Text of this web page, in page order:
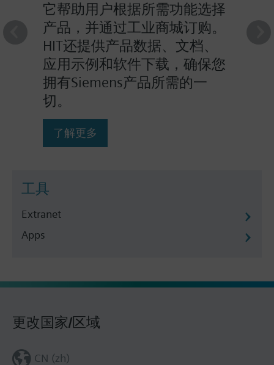
它帮助用户根据所需功能选择
产品，并通过工业商城订购。
HIT还提供产品数据、文档、
应用示例和软件下载，确保您
拥有Siemens产品所需的一
切。
了解更多
工具
Extranet
Apps
更改国家/区域
CN (zh)